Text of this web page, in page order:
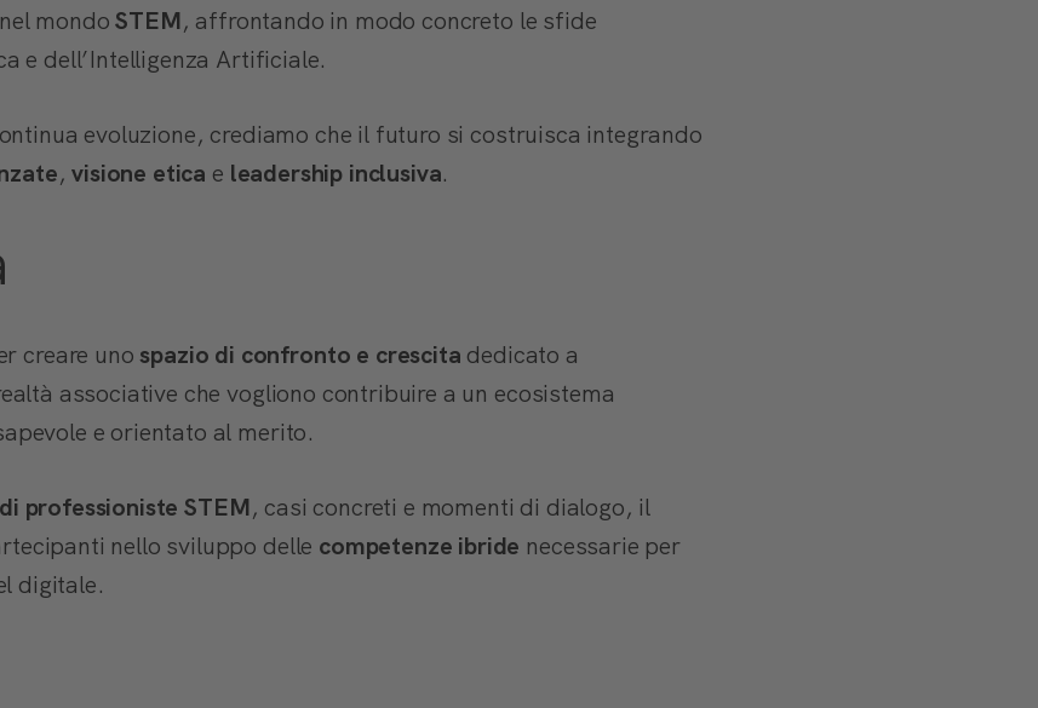
mondoSTEM, affrontando in modo concreto le sfide
e dell’Intelligenza Artificiale.
evoluzione, crediamo che il futuro si costruisca integrando
,visione etica e leadership inclusiva.
creare unospazio di confronto e crescita dedicato a
associative che vogliono contribuire a un ecosistema
e orientato al merito.
professioniste STEM, casi concreti e momenti di dialogo, il
nello sviluppo delle competenze ibride necessarie per
digitale.